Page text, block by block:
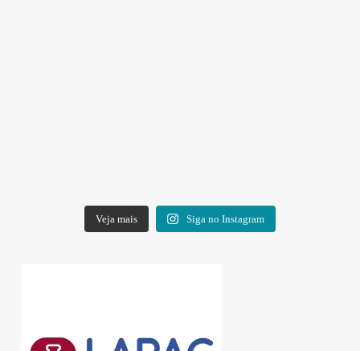
Veja mais Siga no Instagram